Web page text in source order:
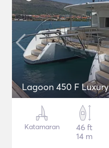
Lagoon 450 F Luxury
Katamaran
46 ft
14 m